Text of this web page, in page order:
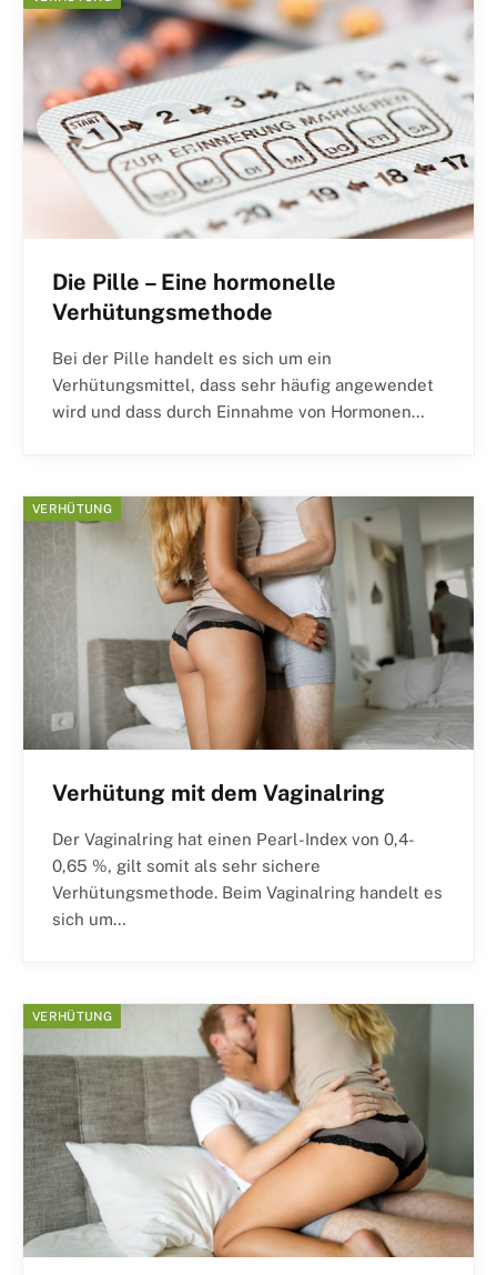
Die Pille – Eine hormonelle
Verhütungsmethode
Bei der Pille handelt es sich um ein
Verhütungsmittel, dass sehr häufig angewendet
wird und dass durch Einnahme von Hormonen…
VERHÜTUNG
Verhütung mit dem Vaginalring
Der Vaginalring hat einen Pearl-Index von 0,4-
0,65 %, gilt somit als sehr sichere
Verhütungsmethode. Beim Vaginalring handelt es
sich um…
VERHÜTUNG